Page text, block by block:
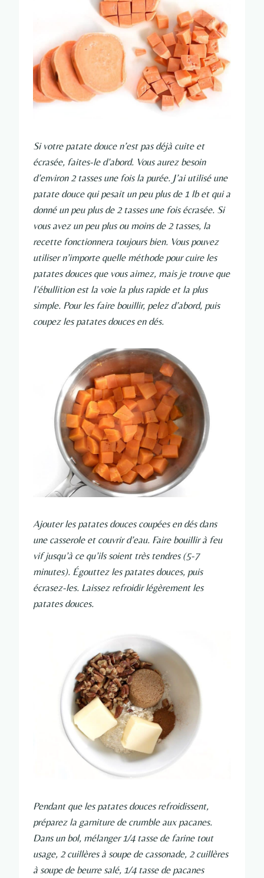
Si votre patate douce n’est pas déjà cuite et
écrasée, faites-le d’abord. Vous aurez besoin
d’environ 2 tasses une fois la purée. J’ai utilisé une
patate douce qui pesait un peu plus de 1 lb et qui a
donné un peu plus de 2 tasses une fois écrasée. Si
vous avez un peu plus ou moins de 2 tasses, la
recette fonctionnera toujours bien. Vous pouvez
utiliser n’importe quelle méthode pour cuire les
patates douces que vous aimez, mais je trouve que
l’ébullition est la voie la plus rapide et la plus
simple. Pour les faire bouillir, pelez d’abord, puis
coupez les patates douces en dés.
Ajouter les patates douces coupées en dés dans
une casserole et couvrir d’eau. Faire bouillir à feu
vif jusqu’à ce qu’ils soient très tendres (5-7
minutes). Égouttez les patates douces, puis
écrasez-les. Laissez refroidir légèrement les
patates douces.
Pendant que les patates douces refroidissent,
préparez la garniture de crumble aux pacanes.
Dans un bol, mélanger 1/4 tasse de farine tout
usage, 2 cuillères à soupe de cassonade, 2 cuillères
à soupe de beurre salé, 1/4 tasse de pacanes